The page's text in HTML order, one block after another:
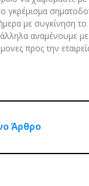
γκρέμισμα
με συγκίνηση το
αναμένουμε
προς την
Άρθρο